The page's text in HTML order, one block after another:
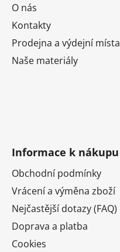
O nás
Kontakty
Prodejna a výdejní místa
Naše materiály
Informace k nákupu
Obchodní podmínky
Vrácení a výměna zboží
Nejčastější dotazy (FAQ)
Doprava a platba
Cookies